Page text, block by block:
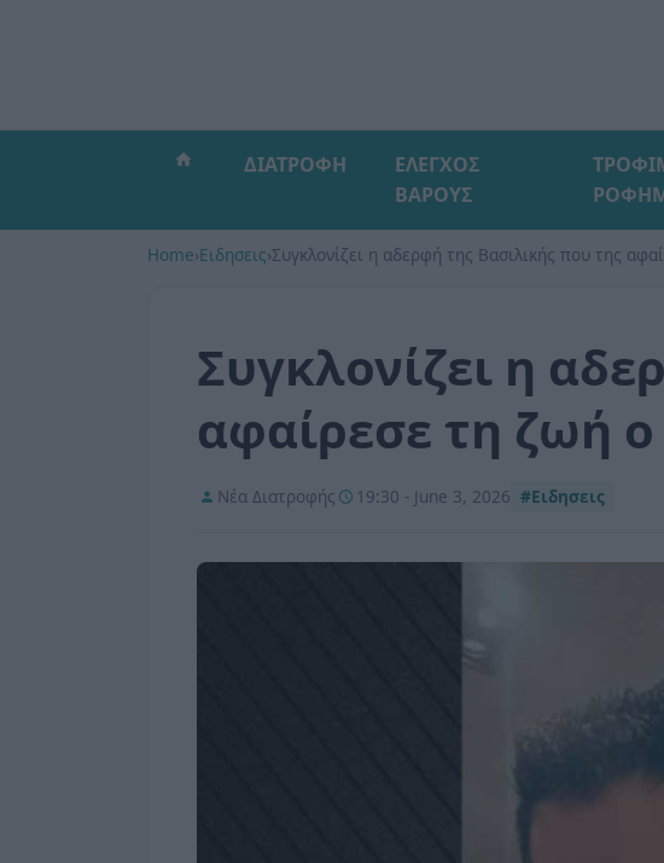
ΔΙΑΤΡΟΦΗ
ΕΛΕΓΧΟΣ
ΒΑΡΟΥΣ
Home›Ειδησεις›Συγκλονίζει η αδερφή της Βασιλικής που της
Συγκλονίζει η
αφαίρεσε τη ζωή
Νέα Διατροφής 19:30 - June 3, 2026 #Ειδησεις